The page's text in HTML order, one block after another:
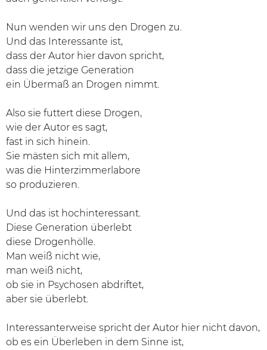
Nun wenden wir uns den Drogen zu.
Und das Interessante ist,
dass der Autor hier davon spricht,
dass die jetzige Generation
ein Übermaß an Drogen nimmt.
Also sie futtert diese Drogen,
wie der Autor es sagt,
fast in sich hinein.
Sie mästen sich mit allem,
was die Hinterzimmerlabore
so produzieren.
Und das ist hochinteressant.
Diese Generation überlebt
diese Drogenhölle.
Man weiß nicht wie,
man weiß nicht,
ob sie in Psychosen abdriftet,
aber sie überlebt.
Interessanterweise spricht der Autor hier nicht davon,
ob es ein Überleben in dem Sinne ist,